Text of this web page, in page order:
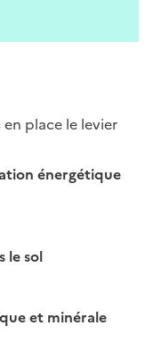
place le levier
énergétique
le sol
et minérale